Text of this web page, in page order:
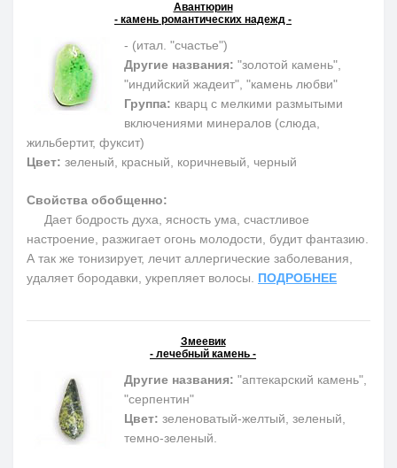
Авантюрин
- камень романтических надежд -
- (итал. "счастье")
Другие названия: "золотой камень",
"индийский жадеит", "камень любви"
Группа: кварц с мелкими размытыми
включениями минералов (слюда,
жильбертит, фуксит)
Цвет: зеленый, красный, коричневый, черный
Свойства обобщенно:
Дает бодрость духа, ясность ума, счастливое
настроение, разжигает огонь молодости, будит фантазию.
А так же тонизирует, лечит аллергические заболевания,
удаляет бородавки, укрепляет волосы. ПОДРОБНЕЕ
Змеевик
- лечебный камень -
Другие названия: "аптекарский камень",
"серпентин"
Цвет: зеленоватый-желтый, зеленый,
темно-зеленый.